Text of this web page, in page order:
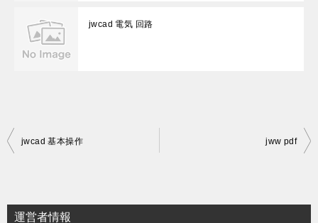
jwcad 電気 回路
投
ビ
jwcad 基本操作 jww pdf
運営者情報